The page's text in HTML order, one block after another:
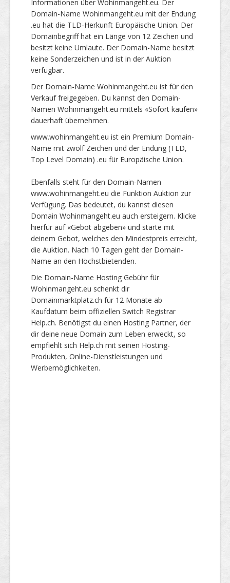
Informationen über Wohinmangeht.eu. Der
Domain-Name Wohinmangeht.eu mit der Endung
.eu hat die TLD-Herkunft Europäische Union. Der
Domainbegriff hat ein Länge von 12 Zeichen und
besitzt keine Umlaute. Der Domain-Name besitzt
keine Sonderzeichen und ist in der Auktion
verfügbar.
Der Domain-Name Wohinmangeht.eu ist für den
Verkauf freigegeben. Du kannst den Domain-
Namen Wohinmangeht.eu mittels «Sofort kaufen»
dauerhaft übernehmen.
www.wohinmangeht.eu ist ein Premium Domain-
Name mit zwölf Zeichen und der Endung (TLD,
Top Level Domain) .eu für Europäische Union.
Ebenfalls steht für den Domain-Namen
www.wohinmangeht.eu die Funktion Auktion zur
Verfügung. Das bedeutet, du kannst diesen
Domain Wohinmangeht.eu auch ersteigern. Klicke
hierfür auf «Gebot abgeben» und starte mit
deinem Gebot, welches den Mindestpreis erreicht,
die Auktion. Nach 10 Tagen geht der Domain-
Name an den Höchstbietenden.
Die Domain-Name Hosting Gebühr für
Wohinmangeht.eu schenkt dir
Domainmarktplatz.ch für 12 Monate ab
Kaufdatum beim offiziellen Switch Registrar
Help.ch. Benötigst du einen Hosting Partner, der
dir deine neue Domain zum Leben erweckt, so
empfiehlt sich Help.ch mit seinen Hosting-
Produkten, Online-Dienstleistungen und
Werbemöglichkeiten.